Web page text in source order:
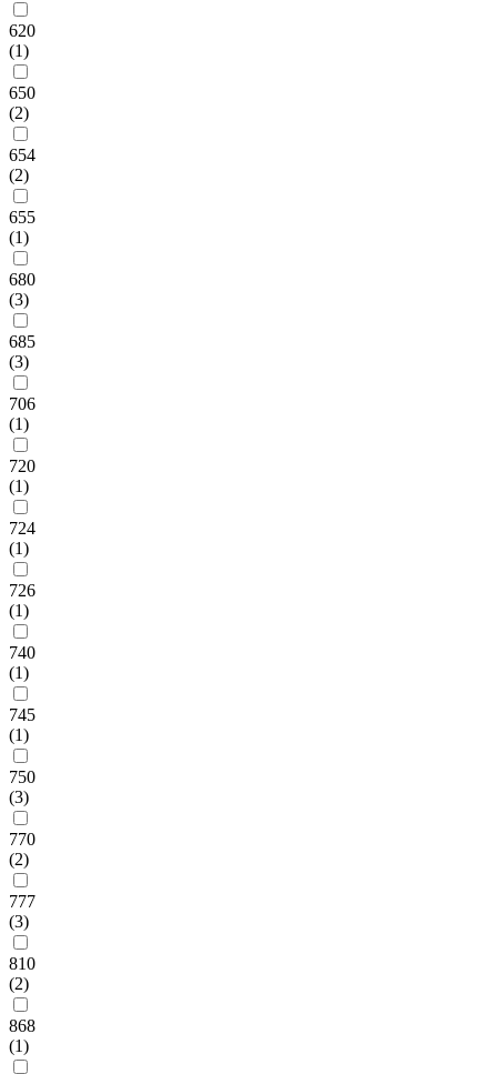
620
(1)
650
(2)
654
(2)
655
(1)
680
(3)
685
(3)
706
(1)
720
(1)
724
(1)
726
(1)
740
(1)
745
(1)
750
(3)
770
(2)
777
(3)
810
(2)
868
(1)